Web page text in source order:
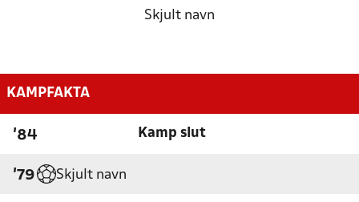
Skjult navn
KAMPFAKTA
'84 Kamp slut
'79 Skjult navn